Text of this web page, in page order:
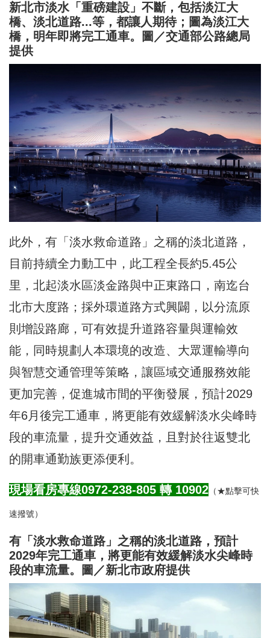
新北市淡水「重磅建設」不斷，包括淡江大
橋、淡北道路...等，都讓人期待；圖為淡江大
橋，明年即將完工通車。圖／交通部公路總局
提供
此外，有「淡水救命道路」之稱的淡北道路，
目前持續全力動工中，此工程全長約5.45公
里，北起淡水區淡金路與中正東路口，南迄台
北市大度路；採外環道路方式興闢，以分流原
則增設路廊，可有效提升道路容量與運輸效
能，同時規劃人本環境的改造、大眾運輸導向
與智慧交通管理等策略，讓區域交通服務效能
更加完善，促進城市間的平衡發展，預計2029
年6月後完工通車，將更能有效緩解淡水尖峰時
段的車流量，提升交通效益，且對於往返雙北
的開車通勤族更添便利。
現場看房專線0972-238-805 轉 10902 （★點擊可快
速撥號）
有「淡水救命道路」之稱的淡北道路，預計
2029年完工通車，將更能有效緩解淡水尖峰時
段的車流量。圖／新北市政府提供